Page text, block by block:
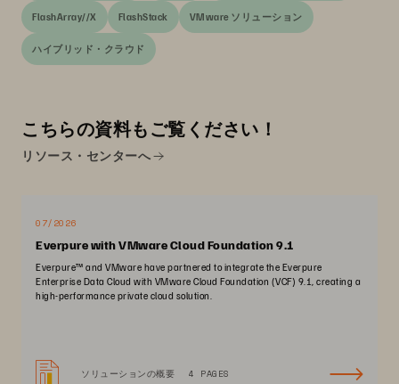
FlashArray//X FlashStack VMware ソリューション
ハイブリッド・クラウド
こちらの資料もご覧ください！
リソース・センターへ
07/2026
Everpure with VMware Cloud Foundation 9.1
Everpure™ and VMware have partnered to integrate the Everpure
Enterprise Data Cloud with VMware Cloud Foundation (VCF) 9.1, creating a
high-performance private cloud solution.
ソリューションの概要 4 PAGES